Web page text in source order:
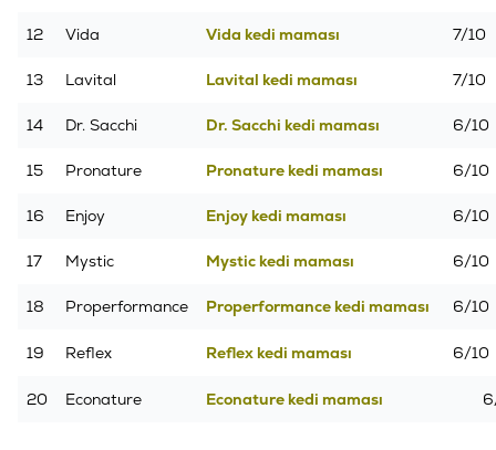
12 Vida Vida kedi maması 7/10
13 Lavital Lavital kedi maması 7/10
14 Dr. Sacchi Dr. Sacchi kedi maması 6/10
15 Pronature Pronature kedi maması 6/10
16 Enjoy Enjoy kedi maması 6/10
17 Mystic Mystic kedi maması 6/10
18 Properformance Properformance kedi maması 6/10
19 Reflex Reflex kedi maması 6/10
20 Econature Econature kedi maması